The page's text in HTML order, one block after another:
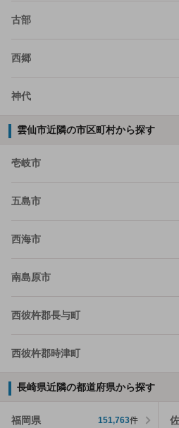
古部
西郷
神代
雲仙市近隣の市区町村から探す
壱岐市
五島市
西海市
南島原市
西彼杵郡長与町
西彼杵郡時津町
長崎県近隣の都道府県から探す
福岡県 151,763件